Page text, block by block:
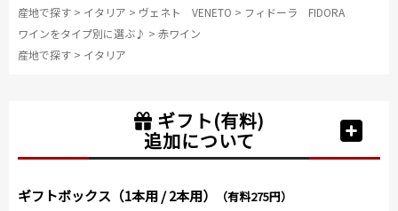
産地で探す > イタリア > ヴェネト VENETO > フィドーラ FIDORA
ワインをタイプ別に選ぶ♪ > 赤ワイン
産地で探す > イタリア
ギフト(有料)
追加について
ギフトボックス（1本用 / 2本用） （有料275円）